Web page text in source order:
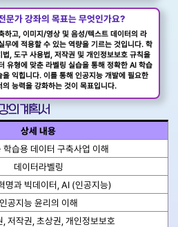
문가 강좌의 목표는 무엇인가요?
하고, 이미지/영상 및 음성/텍스트 데이터의 라
무에 적용할 수 있는 역량을 기르는 것입니다. 학
, 도구 사용법, 저작권 및 개인정보보호 규칙을
유형에 맞춘 라벨링 실습을 통해 정확한 AI 학습
익힙니다. 이를 통해 인공지능 개발에 필요한
능력을 강화하는 것이 목표입니다.
의 계획서
상세 내용
학습용 데이터 구축사업 이해
데이터라벨링
명과 빅데이터, AI (인공지능)
인공지능 윤리의 이해
, 저작권, 초상권, 개인정보보호